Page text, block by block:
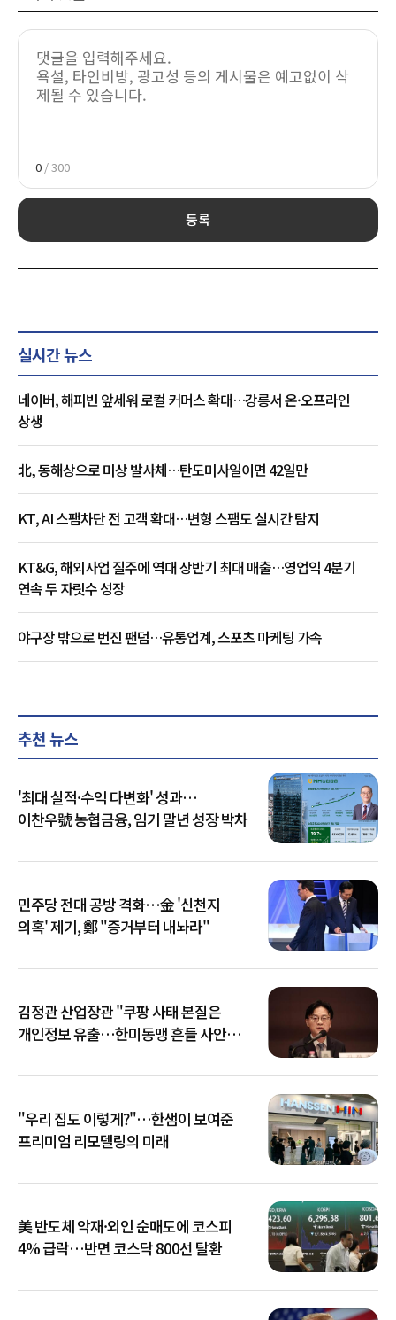
0 / 300
등록
실시간 뉴스
네이버, 해피빈 앞세워 로컬 커머스 확대…강릉서 온·오프라인
상생
北, 동해상으로 미상 발사체…탄도미사일이면 42일만
KT, AI 스팸차단 전 고객 확대…변형 스팸도 실시간 탐지
KT&G, 해외사업 질주에 역대 상반기 최대 매출…영업익 4분기
연속 두 자릿수 성장
야구장 밖으로 번진 팬덤…유통업계, 스포츠 마케팅 가속
추천 뉴스
'최대 실적·수익 다변화' 성과…
이찬우號 농협금융, 임기 말년 성장 박차
민주당 전대 공방 격화…金 '신천지
의혹' 제기, 鄭 "증거부터 내놔라"
김정관 산업장관 "쿠팡 사태 본질은
개인정보 유출…한미동맹 흔들 사안
"우리 집도 이렇게?"…한샘이 보여준
프리미엄 리모델링의 미래
美 반도체 악재·외인 순매도에 코스피
4% 급락…반면 코스닥 800선 탈환